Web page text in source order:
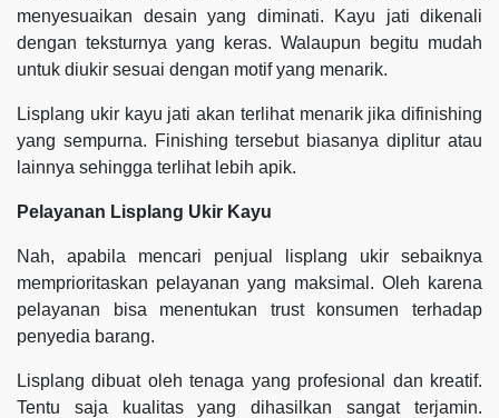
menyesuaikan desain yang diminati. Kayu jati dikenali
dengan teksturnya yang keras. Walaupun begitu mudah
untuk diukir sesuai dengan motif yang menarik.
Lisplang ukir kayu jati akan terlihat menarik jika difinishing
yang sempurna. Finishing tersebut biasanya diplitur atau
lainnya sehingga terlihat lebih apik.
Pelayanan Lisplang Ukir Kayu
Nah, apabila mencari penjual lisplang ukir sebaiknya
memprioritaskan pelayanan yang maksimal. Oleh karena
pelayanan bisa menentukan trust konsumen terhadap
penyedia barang.
Lisplang dibuat oleh tenaga yang profesional dan kreatif.
Tentu saja kualitas yang dihasilkan sangat terjamin.